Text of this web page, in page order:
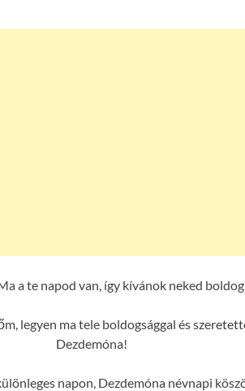
a te napod van, így kívánok neked
legyen ma tele boldogsággal és
Dezdemóna!
napon, Dezdemóna névnapi